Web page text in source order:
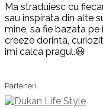
Ma straduiesc cu
sau inspirata din alte
mine, sa fie bazata
creeze dorinta,
imi calca pragul.😃
Parteneri